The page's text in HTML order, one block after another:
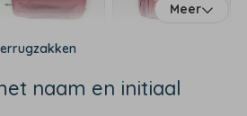
Meer
naam en initiaal